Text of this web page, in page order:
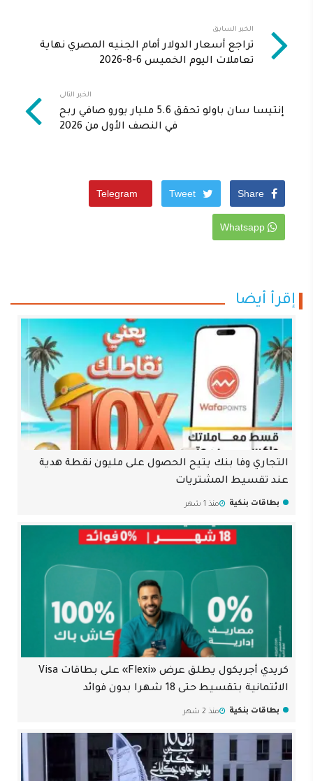
الخبر السابق
تراجع أسعار الدولار أمام الجنيه المصري نهاية
تعاملات اليوم الخميس 6-8-2026
الخبر التالى
إنتيسا سان باولو تحقق 5.6 مليار يورو صافي ربح
في النصف الأول من 2026
إقرأ أيضا
التجاري وفا بنك يتيح الحصول على مليون نقطة هدية
عند تقسيط المشتريات
بطاقات بنكية منذ 1 شهر
كريدي أجريكول يطلق عرض «Flexi» على بطاقات Visa
الائتمانية بتقسيط حتى 18 شهرا بدون فوائد
بطاقات بنكية منذ 2 شهر